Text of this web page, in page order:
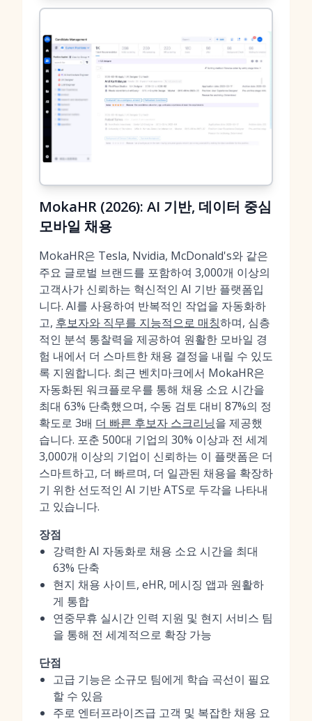
MokaHR (2026): AI 기반, 데이터 중심
모바일 채용
MokaHR은 Tesla, Nvidia, McDonald's와 같은
주요 글로벌 브랜드를 포함하여 3,000개 이상의
고객사가 신뢰하는 혁신적인 AI 기반 플랫폼입
니다. AI를 사용하여 반복적인 작업을 자동화하
고, 후보자와 직무를 지능적으로 매칭하며, 심층
적인 분석 통찰력을 제공하여 원활한 모바일 경
험 내에서 더 스마트한 채용 결정을 내릴 수 있도
록 지원합니다. 최근 벤치마크에서 MokaHR은
자동화된 워크플로우를 통해 채용 소요 시간을
최대 63% 단축했으며, 수동 검토 대비 87%의 정
확도로 3배 더 빠른 후보자 스크리닝을 제공했
습니다. 포춘 500대 기업의 30% 이상과 전 세계
3,000개 이상의 기업이 신뢰하는 이 플랫폼은 더
스마트하고, 더 빠르며, 더 일관된 채용을 확장하
기 위한 선도적인 AI 기반 ATS로 두각을 나타내
고 있습니다.
장점
강력한 AI 자동화로 채용 소요 시간을 최대
63% 단축
현지 채용 사이트, eHR, 메시징 앱과 원활하
게 통합
연중무휴 실시간 인력 지원 및 현지 서비스 팀
을 통해 전 세계적으로 확장 가능
단점
고급 기능은 소규모 팀에게 학습 곡선이 필요
할 수 있음
주로 엔터프라이즈급 고객 및 복잡한 채용 요